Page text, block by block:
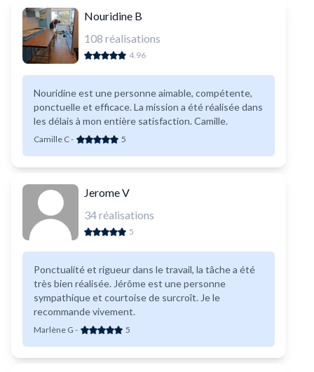
Nouridine B
108 réalisations
4.96
Nouridine est une personne aimable, compétente,
ponctuelle et efficace. La mission a été réalisée dans
les délais à mon entière satisfaction. Camille.
Camille C- 5
Jerome V
34réalisations
5
Ponctualité et rigueur dans le travail, la tâche a été
très bien réalisée. Jérôme est une personne
sympathique et courtoise de surcroît. Je le
recommande vivement.
Marlène G - 5